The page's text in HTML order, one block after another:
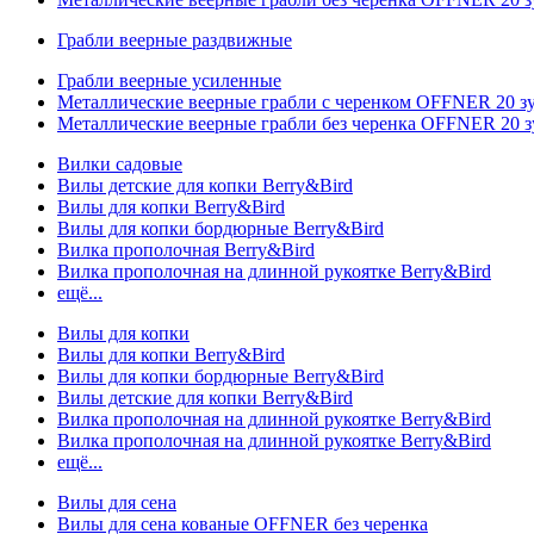
Грабли веерные раздвижные
Грабли веерные усиленные
Металлические веерные грабли с черенком OFFNER 20
Металлические веерные грабли без черенка OFFNER 20
Вилки садовые
Вилы детские для копки Berry&Bird
Вилы для копки Berry&Bird
Вилы для копки бордюрные Berry&Bird
Вилка прополочная Berry&Bird
Вилка прополочная на длинной рукоятке Berry&Bird
ещё...
Вилы для копки
Вилы для копки Berry&Bird
Вилы для копки бордюрные Berry&Bird
Вилы детские для копки Berry&Bird
Вилка прополочная на длинной рукоятке Berry&Bird
Вилка прополочная на длинной рукоятке Berry&Bird
ещё...
Вилы для сена
Вилы для сена кованые OFFNER без черенка